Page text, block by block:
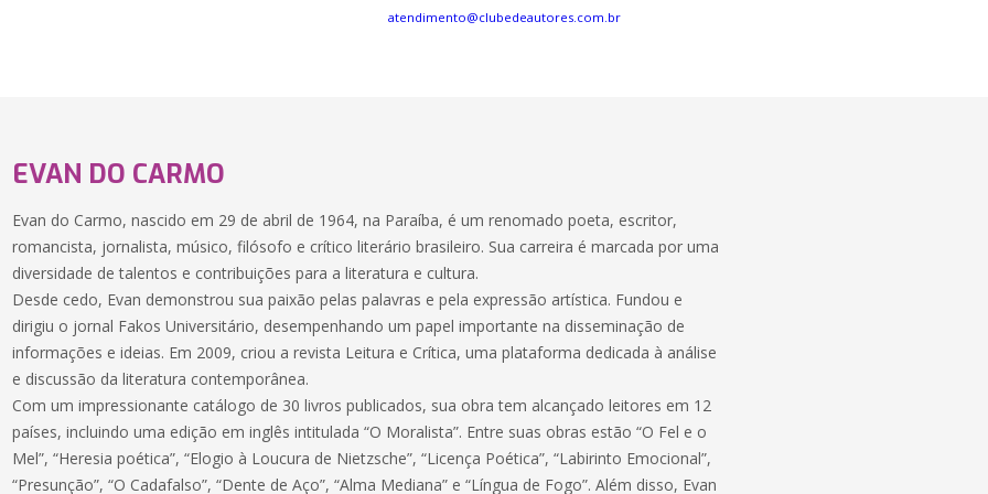
atendimento@clubedeautores.com.br
EVAN DO CARMO
Evan do Carmo, nascido em 29 de abril de 1964, na Paraíba, é um renomado poeta, escritor,
romancista, jornalista, músico, filósofo e crítico literário brasileiro. Sua carreira é marcada por uma
diversidade de talentos e contribuições para a literatura e cultura.
Desde cedo, Evan demonstrou sua paixão pelas palavras e pela expressão artística. Fundou e
dirigiu o jornal Fakos Universitário, desempenhando um papel importante na disseminação de
informações e ideias. Em 2009, criou a revista Leitura e Crítica, uma plataforma dedicada à análise
e discussão da literatura contemporânea.
Com um impressionante catálogo de 30 livros publicados, sua obra tem alcançado leitores em 12
países, incluindo uma edição em inglês intitulada “O Moralista”. Entre suas obras estão “O Fel e o
Mel”, “Heresia poética”, “Elogio à Loucura de Nietzsche”, “Licença Poética”, “Labirinto Emocional”,
“Presunção”, “O Cadafalso”, “Dente de Aço”, “Alma Mediana” e “Língua de Fogo”. Além disso, Evan